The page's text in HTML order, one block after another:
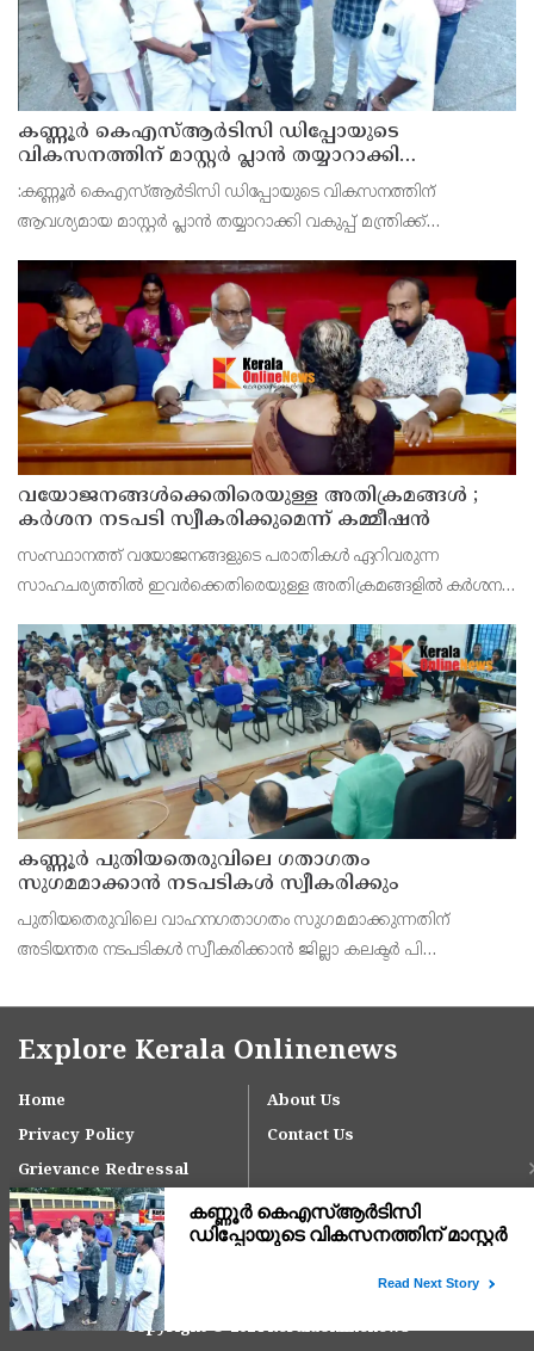
കണ്ണൂർ കെഎസ്ആർടിസി ഡിപ്പോയുടെ
വികസനത്തിന് മാസ്റ്റർ പ്ലാൻ തയ്യാറാക്കി
സമർപ്പിക്കും : ടി ഒ മോഹനൻ എം എൽ എ
:കണ്ണൂർ കെഎസ്ആർടിസി ഡിപ്പോയുടെ വികസനത്തിന്
ആവശ്യമായ മാസ്റ്റർ പ്ലാൻ തയ്യാറാക്കി വകുപ്പ് മന്ത്രിക്ക്
ഡിപ്പോയ്ക്ക് നാല് ഏക്കറിൽ അധികം വരുന്ന സ്ഥലമുണ്ട്
വയോജനങ്ങൾക്കെതിരെയുള്ള അതിക്രമങ്ങൾ ;
കർശന നടപടി സ്വീകരിക്കുമെന്ന് കമ്മീഷൻ
സംസ്ഥാനത്ത് വയോജനങ്ങളുടെ പരാതികൾ ഏറിവരുന്ന
സാഹചര്യത്തിൽ ഇവർക്കെതിരെയുള്ള അതിക്രമങ്ങളിൽ കർശന
കെ. സോമപ്രസാദ്.
കണ്ണൂർ പുതിയതെരുവിലെ ഗതാഗതം
സുഗമമാക്കാന്‍ നടപടികള്‍ സ്വീകരിക്കും
പുതിയതെരുവിലെ വാഹനഗതാഗതം സുഗമമാക്കുന്നതിന്
അടിയന്തര നടപടികള്‍ സ്വീകരിക്കാന്‍ ജില്ലാ കലക്ടര്‍ പി
Explore Kerala Onlinenews
Home
About Us
Privacy Policy
Contact Us
Grievance Redressal
Copyright © 2024 keralaonlinenews